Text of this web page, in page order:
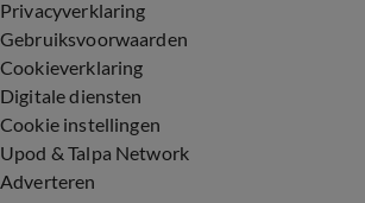
Privacyverklaring
Gebruiksvoorwaarden
Cookieverklaring
Digitale diensten
Cookie instellingen
Upod & Talpa Network
Adverteren